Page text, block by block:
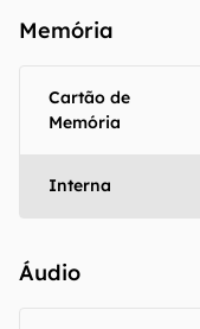
Memória
Cartão de
Memória
Interna
Áudio